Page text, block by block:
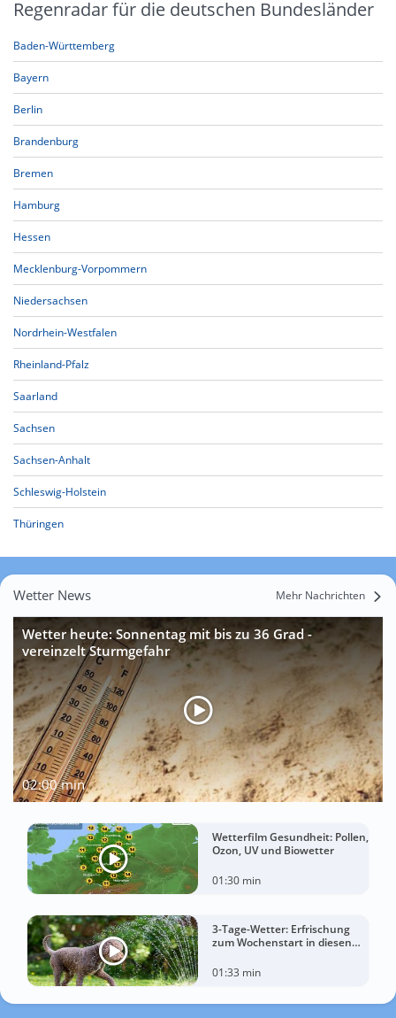
Regenradar für die deutschen Bundesländer
Baden-Württemberg
Bayern
Berlin
Brandenburg
Bremen
Hamburg
Hessen
Mecklenburg-Vorpommern
Niedersachsen
Nordrhein-Westfalen
Rheinland-Pfalz
Saarland
Sachsen
Sachsen-Anhalt
Schleswig-Holstein
Thüringen
Wetter News Mehr Nachrichten
Wetter heute: Sonnentag mit bis zu 36 Grad -
vereinzelt Sturmgefahr
02:00 min
Wetterfilm Gesundheit: Pollen,
Ozon, UV und Biowetter
01:30 min
3-Tage-Wetter: Erfrischung
zum Wochenstart in diesen
01:33 min